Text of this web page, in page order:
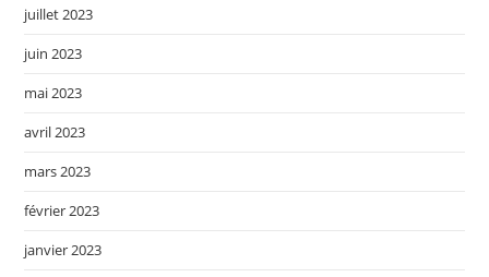
juillet 2023
juin 2023
mai 2023
avril 2023
mars 2023
février 2023
janvier 2023